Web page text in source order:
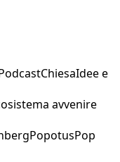
ChiesaIdee e
avvenire
PopotusPop